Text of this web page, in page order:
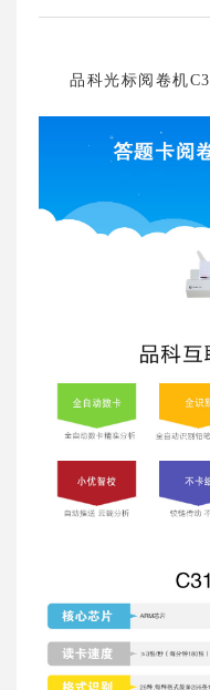
品科光标阅卷机